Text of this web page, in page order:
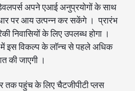
अपने एआई अनुप्रयोगों के साथ
पर आय उत्पन्न कर सकेंगे । प्रारंभ
निवासियों के लिए उपलब्ध होगा ।
में इस विकल्प के लॉन्च से पहले अधिक
की जाएगी ।
पहुंच के लिए चैटजीपीटी प्लस